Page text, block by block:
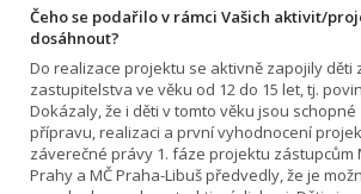
Čeho se podařilo v rámci Vašich aktivit/
dosáhnout?
Do realizace projektu se aktivně zapojily děti
zastupitelstva ve věku od 12 do 15 let, tj.
Dokázaly, že i děti v tomto věku jsou
přípravu, realizaci a první vyhodnocení
záverečné právy 1. fáze projektu zástupcům
Prahy a MČ Praha-Libuš předvedly, že je